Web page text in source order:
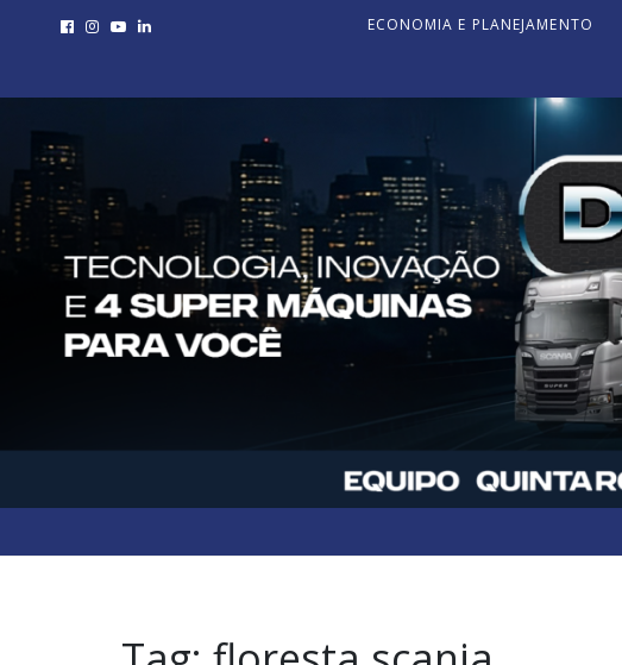
ECONOMIA E PLANEJAMENTO